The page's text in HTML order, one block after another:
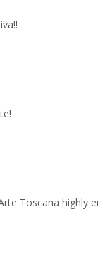
Toscana highly